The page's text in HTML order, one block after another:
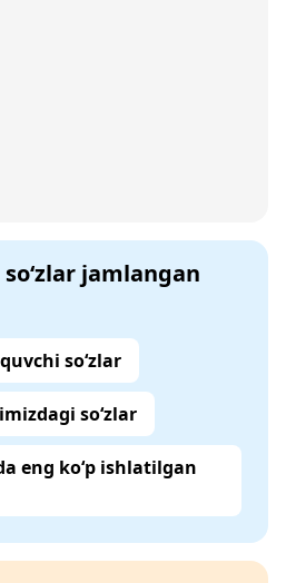
jamlangan
so‘zlar
so‘zlar
eng ko‘p ishlatilgan